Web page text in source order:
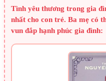
Tình yêu thương trong gia
nhất cho con trẻ. Ba mẹ có
vun đắp hạnh phúc gia đình: